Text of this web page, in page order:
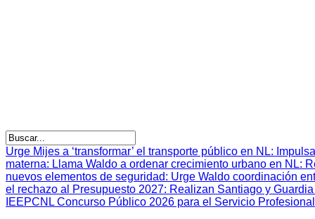
Urge Mijes a ‘transformar’ el transporte público en NL:
materna: Llama Waldo a ordenar crecimiento urbano en NL:
nuevos elementos de seguridad: Urge Waldo coordinación
el rechazo al Presupuesto 2027: Realizan Santiago y
IEEPCNL Concurso Público 2026 para el Servicio